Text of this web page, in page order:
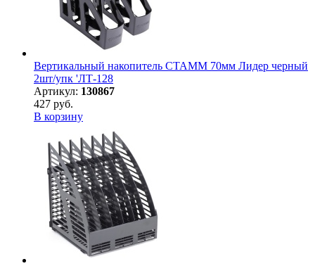
Вертикальный накопитель СТАММ 70мм Лидер черный
2шт/упк 'ЛТ-128
Артикул: 130867
427 руб.
В корзину